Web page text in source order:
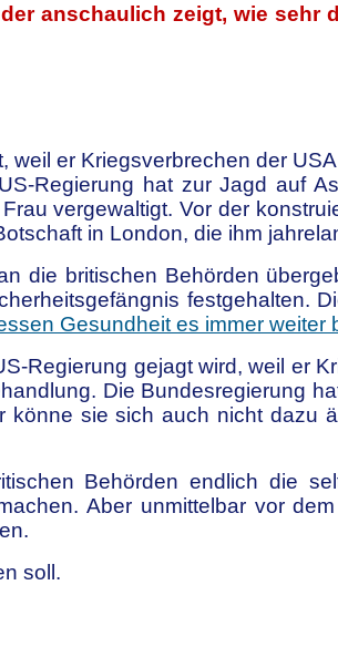
anschaulich zeigt, wie sehr
er Kriegsverbrechen der
Regierung hat zur Jagd auf
vergewaltigt. Vor der
in London, die ihm
die britischen Behörden
festgehalten.
Gesundheit es immer weiter
Regierung gejagt wird, weil er
Die Bundesregierung
sie sich auch nicht dazu
Behörden endlich die
Aber unmittelbar vor
soll.